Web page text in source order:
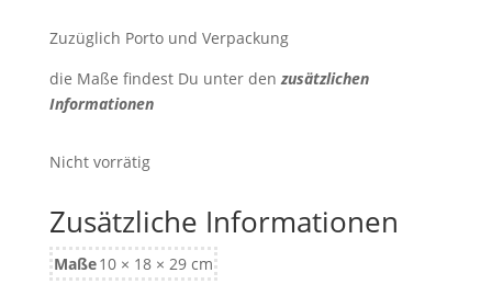
Zuzüglich Porto und Verpackung
die Maße findest Du unter denzusätzlichen
Informationen
Nicht vorrätig
Zusätzliche Informationen
Maße10 × 18 × 29 cm